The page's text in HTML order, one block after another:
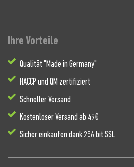
Ihre Vorteile
Qualität "Made in Germany"
HACCP und QM zertifiziert
Schneller Versand
Kostenloser Versand ab 49€
Sicher einkaufen dank 256 bit SSL